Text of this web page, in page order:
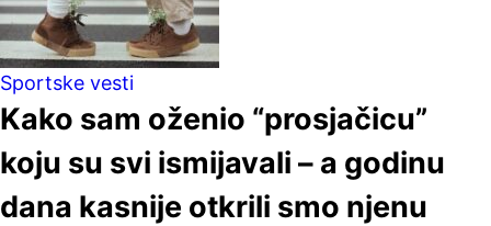
Sportske vesti
Kako sam oženio “prosjačicu”
koju su svi ismijavali – a godinu
dana kasnije otkrili smo njenu